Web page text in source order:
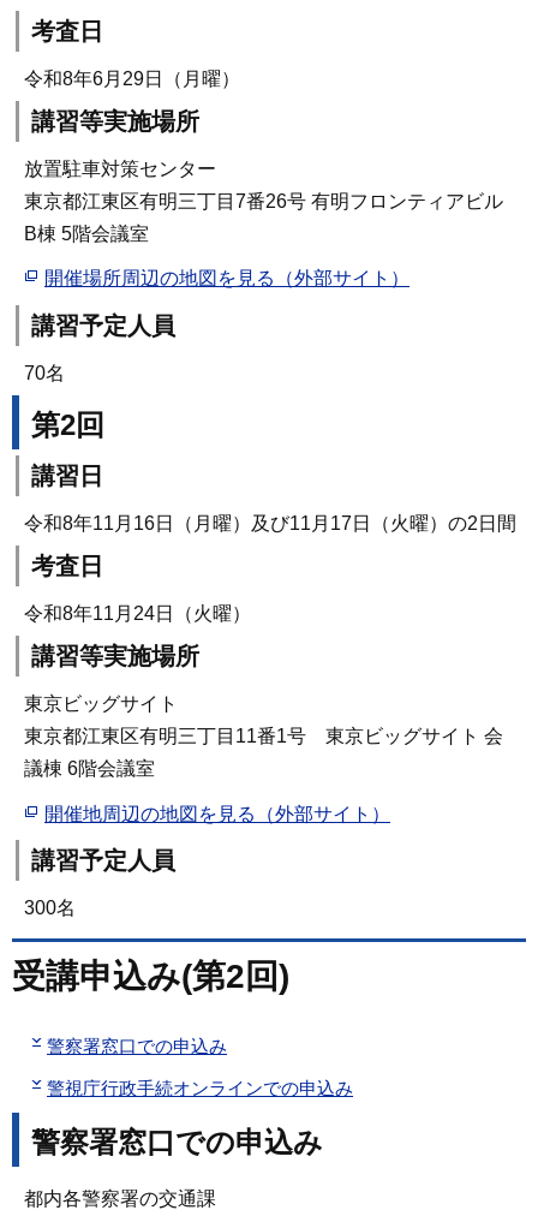
考査日
令和8年6月29日（月曜）
講習等実施場所
放置駐車対策センター
東京都江東区有明三丁目7番26号 有明フロンティアビル
B棟 5階会議室
開催場所周辺の地図を見る（外部サイト）
講習予定人員
70名
第2回
講習日
令和8年11月16日（月曜）及び11月17日（火曜）の2日間
考査日
令和8年11月24日（火曜）
講習等実施場所
東京ビッグサイト
東京都江東区有明三丁目11番1号 東京ビッグサイト 会
議棟 6階会議室
開催地周辺の地図を見る（外部サイト）
講習予定人員
300名
受講申込み(第2回)
警察署窓口での申込み
警視庁行政手続オンラインでの申込み
警察署窓口での申込み
都内各警察署の交通課